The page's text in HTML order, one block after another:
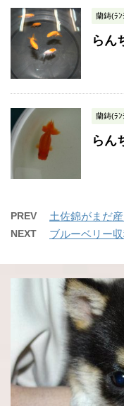
蘭鋳(ﾗﾝ
らん
蘭鋳(ﾗﾝ
らん
PREV 土佐錦がまだ
NEXT ブルーベリー